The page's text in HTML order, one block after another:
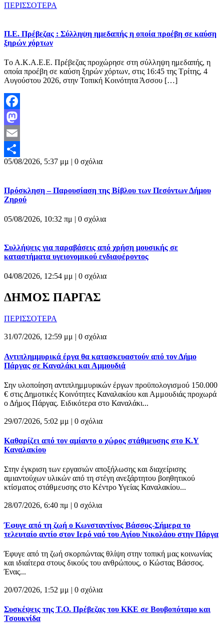
ΠΕΡΙΣΣΟΤΕΡΑ
Π.Ε. Πρέβεζας : Σύλληψη ημεδαπής η οποία προέβη σε καύση
ξηρών χόρτων
Tο Α.Κ.Α.Ε.Ε. Πρέβεζας προχώρησε στη σύλληψη ημεδαπής, η
οποία προέβη σε καύση ξηρών χόρτων, στις 16:45 της Τρίτης, 4
Αυγούστου 2026, στην Τοπική Κοινότητα Άσσου […]
Facebook
Mastodon
Email
Μοιραστείτε
05/08/2026, 5:37 μμ | 0 σχόλια
Πρόσκληση – Παρουσίαση της Βίβλου των Πεσόντων Δήμου
Ζηρού
05/08/2026, 10:32 πμ | 0 σχόλια
Συλλήψεις για παραβάσεις από χρήση μουσικής σε
καταστήματα υγειονομικού ενδιαφέροντος
04/08/2026, 12:54 μμ | 0 σχόλια
ΔΗΜΟΣ ΠΑΡΓΑΣ
ΠΕΡΙΣΣΟΤΕΡΑ
31/07/2026, 12:59 μμ | 0 σχόλια
Αντιπλημμυρικά έργα θα κατασκευαστούν από τον Δήμο
Πάργας σε Καναλάκι και Αμμουδιά
Σην υλοποίηση αντιπλημμυρικών έργων προϋπολογισμού 150.000
€ στις Δημοτικές Κοινότητες Καναλακίου και Αμμουδιάς προχωρά
ο Δήμος Πάργας. Ειδικότερα στο Καναλάκι...
29/07/2026, 5:02 μμ | 0 σχόλια
Καθαρίζει από τον αμίαντο ο χώρος στάθμευσης στο Κ.Υ
Καναλακίου
Στην έγκριση των εργασιών αποξήλωσης και διαχείρισης
αμιαντούχων υλικών από τη στέγη ανεξάρτητου βοηθητικού
κτίσματος στάθμευσης στο Κέντρο Υγείας Καναλακίου...
28/07/2026, 6:40 πμ | 0 σχόλια
Έφυγε από τη ζωή ο Κωνσταντίνος Βάσσος-Σήμερα το
τελευταίο αντίο στον Ιερό ναό του Αγίου Νικολάου στην Πάργα
Έφυγε από τη ζωή σκορπώντας θλίψη στην τοπική μας κοινωνίας
και ιδιαίτερα στους δικούς του ανθρώπους, ο Κώστας Βάσσος.
Ένας...
20/07/2026, 1:52 μμ | 0 σχόλια
Συσκέψεις της Τ.Ο. Πρέβεζας του ΚΚΕ σε Βουβοπόταμο και
Τσουκνίδα